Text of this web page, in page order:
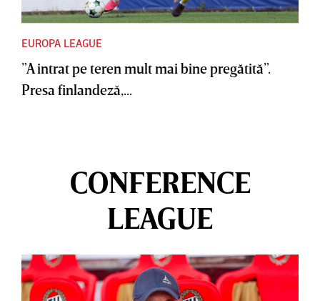
EUROPA LEAGUE
”A intrat pe teren mult mai bine pregătită”.
Presa finlandeză,...
CONFERENCE
LEAGUE